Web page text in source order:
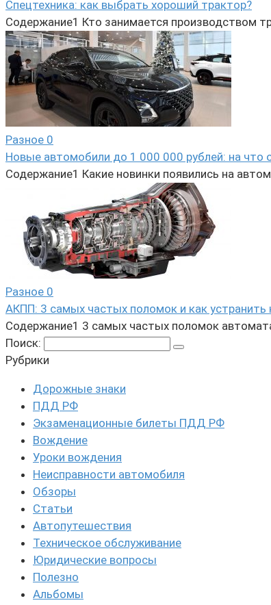
Спецтехника: как выбрать хороший трактор?
Содержание1 Кто занимается производством
Разное 0
Новые автомобили до 1 000 000 рублей: на что
Содержание1 Какие новинки появились на
Разное 0
АКПП: 3 самых частых поломок и как устранить
Содержание1 3 самых частых поломок
Поиск:
Рубрики
Дорожные знаки
ПДД РФ
Экзаменационные билеты ПДД РФ
Вождение
Уроки вождения
Неисправности автомобиля
Обзоры
Статьи
Автопутешествия
Техническое обслуживание
Юридические вопросы
Полезно
Альбомы